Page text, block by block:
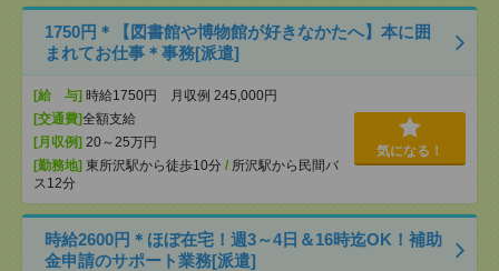
1750円＊【図書館や博物館が好きなかたへ】本に囲
まれてお仕事＊事務[派遣]
[給 与] 時給1750円 月収例 245,000円
[交通費]全額支給
[月収例] 20～25万円
[勤務地] 東所沢駅から徒歩10分 / 所沢駅から民間バ
ス12分
気になる！
時給2600円＊ほぼ在宅！週3～4日＆16時迄OK！補助
金申請のサポート業務[派遣]